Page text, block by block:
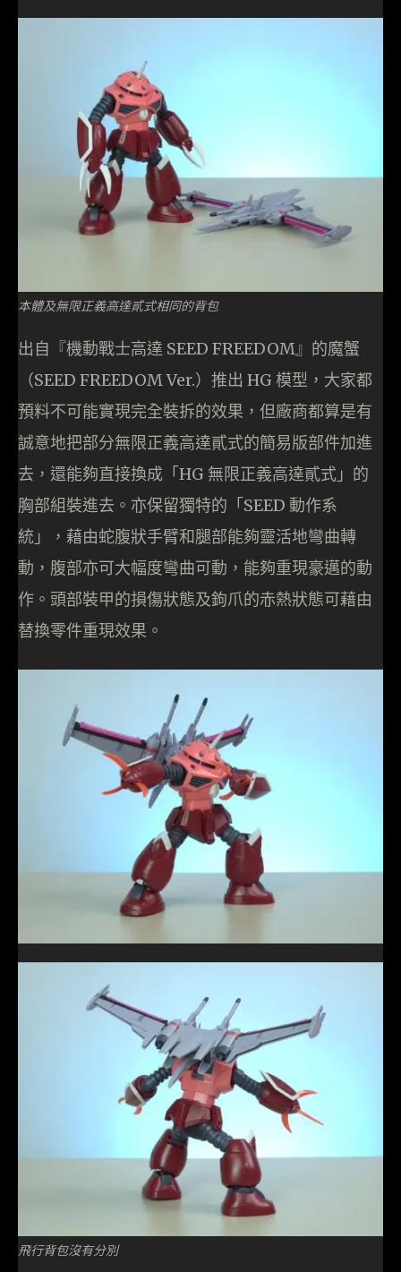
本體及無限正義高達貳式相同的背包
出自『機動戰士高達 SEED FREEDOM』的魔蟹
（SEED FREEDOM Ver.）推出 HG 模型，大家都
預料不可能實現完全裝拆的效果，但廠商都算是有
誠意地把部分無限正義高達貳式的簡易版部件加進
去，還能夠直接換成「HG 無限正義高達貳式」的
胸部組裝進去。亦保留獨特的「SEED 動作系
統」，藉由蛇腹狀手臂和腿部能夠靈活地彎曲轉
動，腹部亦可大幅度彎曲可動，能夠重現豪邁的動
作。頭部裝甲的損傷狀態及鉤爪的赤熱狀態可藉由
替換零件重現效果。
飛行背包沒有分別